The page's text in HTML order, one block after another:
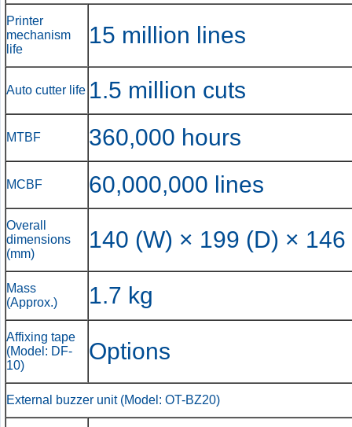
Printer
mechanism
life
15 million lines
Auto cutter life 1.5 million cuts
MTBF 360,000 hours
MCBF 60,000,000 lines
Overall
dimensions
(mm)
140 (W) × 199 (D) × 146
Mass
(Approx.)
1.7 kg
Affixing tape
(Model: DF-
10)
Options
External buzzer unit (Model: OT-BZ20)